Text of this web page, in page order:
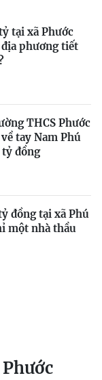
tại xã Phước
địa phương tiết
THCS Phước
tay Nam Phú
tỷ đồng
đồng tại xã Phú
một nhà thầu